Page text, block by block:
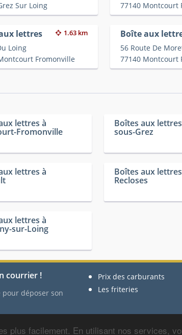
plus facilement. En utilisant nos services,
Sur Loing
77140 Montcourt
lettres 1.63 km
Loing
Fromonville
Boîte aux
56 Route De
77140 Montcourt
lettres à
Fromonville
Boîtes aux
sous-Grez
lettres à Boîtes aux
Recloses
lettres à
sur-Loing
courrier !
déposer son
Prix des carburants
Les friteries